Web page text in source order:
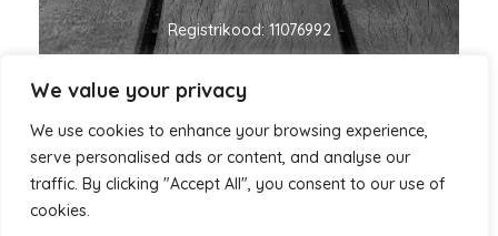
We value your privacy
We use cookies to enhance your browsing experience,
serve personalised ads or content, and analyse our
traffic. By clicking "Accept All", you consent to our use of
cookies.
Registrikood: 11076992
KMKR nr: EE101060635
ivo@voikapuit.ee +372 5455 1700